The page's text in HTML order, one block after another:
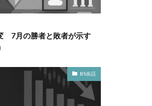
7月の勝者と敗者が示す
BS余話